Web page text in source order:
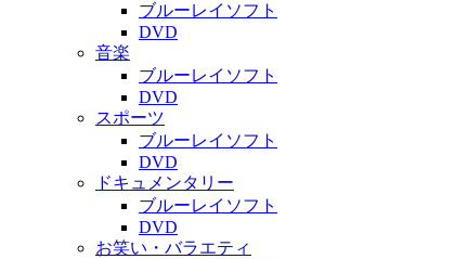
ブルーレイソフト
DVD
音楽
ブルーレイソフト
DVD
スポーツ
ブルーレイソフト
DVD
ドキュメンタリー
ブルーレイソフト
DVD
お笑い・バラエティ